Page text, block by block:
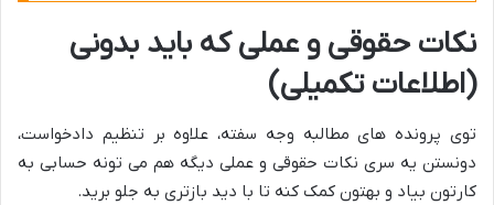
نکات حقوقی و عملی که باید بدونی
(اطلاعات تکمیلی)
توی پرونده های مطالبه وجه سفته، علاوه بر تنظیم دادخواست،
دونستن یه سری نکات حقوقی و عملی دیگه هم می تونه حسابی به
کارتون بیاد و بهتون کمک کنه تا با دید بازتری به جلو برید.